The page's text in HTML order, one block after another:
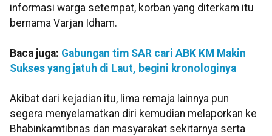
informasi warga setempat, korban yang diterkam itu
bernama Varjan Idham.
Baca juga: Gabungan tim SAR cari ABK KM Makin
Sukses yang jatuh di Laut, begini kronologinya
Akibat dari kejadian itu, lima remaja lainnya pun
segera menyelamatkan diri kemudian melaporkan ke
Bhabinkamtibnas dan masyarakat sekitarnya serta